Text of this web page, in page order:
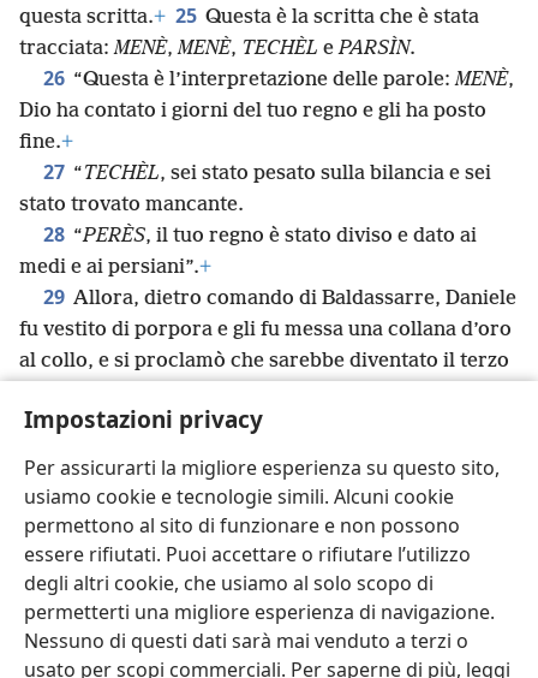
Impostazioni privacy
Per assicurarti la migliore esperienza su questo sito,
usiamo cookie e tecnologie simili. Alcuni cookie
permettono al sito di funzionare e non possono
essere rifiutati. Puoi accettare o rifiutare l’utilizzo
degli altri cookie, che usiamo al solo scopo di
permetterti una migliore esperienza di navigazione.
Nessuno di questi dati sarà mai venduto a terzi o
usato per scopi commerciali. Per saperne di più, leggi
questa scritta.+ 25 Questa è la scritta che è stata
tracciata:MENÈ,MENÈ, TECHÈL ePARSÌN.
26 “Questa è l’interpretazione delle parole:MENÈ,
Dio ha contato i giorni del tuo regno e gli ha posto
fine.+
27 “TECHÈL, sei stato pesato sulla bilancia e sei
stato trovato mancante.
28 “PERÈS, il tuo regno è stato diviso e dato ai
medi e ai persiani”.+
29 Allora, dietro comando di Baldassarre, Daniele
fu vestito di porpora e gli fu messa una collana d’oro
al collo, e si proclamò che sarebbe diventato il terzo
30 Quella stessa notte Baldassarre, il re caldeo, fu
ucciso.
+ E Dario +il medo ricevette il regno,
all’età di circa 62 anni.
Italiano Condividi Impostazioni
Copyright© 2026 Watch Tower Bible and Tract Society of Pennsylvania
Condizioni d’uso Informativa sulla privacy Impostazioni privacy